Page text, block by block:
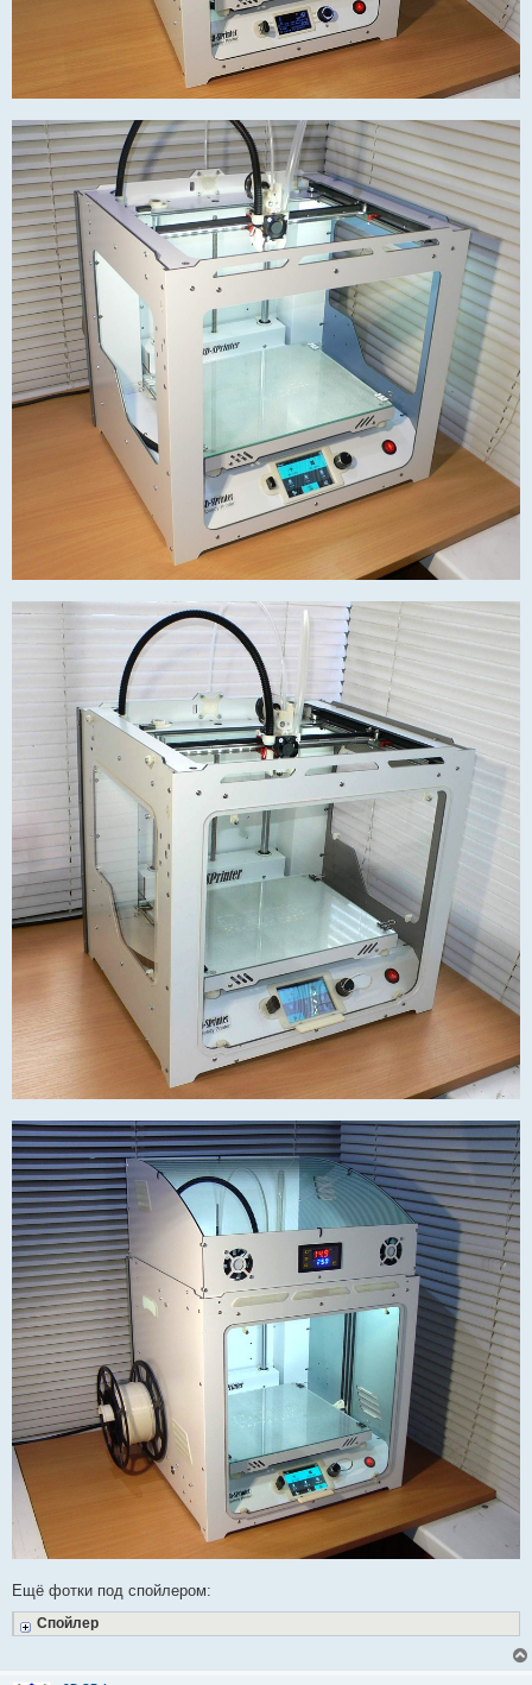
Ещё фотки под спойлером:
Спойлер